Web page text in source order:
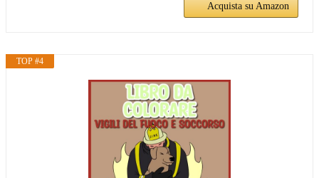
Acquista su Amazon
TOP #4